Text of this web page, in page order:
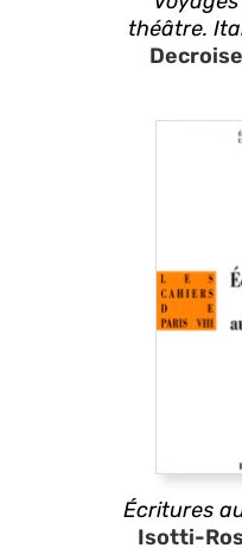
théâtre.
Écritures
Isotti-